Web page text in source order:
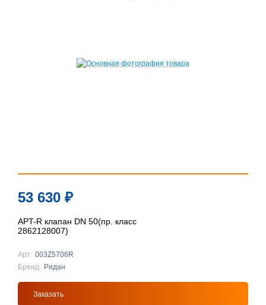
53 630 ₽
APT-R клапан DN 50(пр. класс
2862128007)
Арт: 003Z5706R
Бренд: Ридан
Заказать